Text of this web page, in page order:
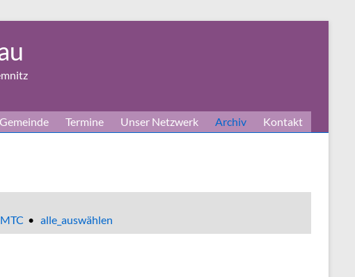
Gemeinde Termine Unser Netzwerk Archiv Kontakt
• alle_auswählen